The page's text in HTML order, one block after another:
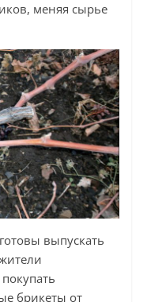
меняя сырье
выпускать
брикеты от